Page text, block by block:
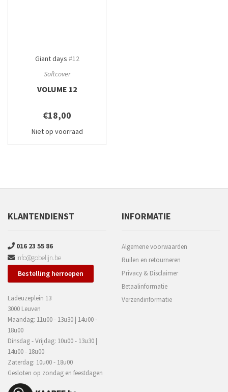
Giant days #12
Softcover
VOLUME 12
€18,00
Niet op voorraad
KLANTENDIENST
016 23 55 86
info@gobelijn.be
Bestelling herroepen
Ladeuzeplein 13
3000 Leuven
Maandag: 11u00 - 13u30 | 14u00 -
18u00
Dinsdag - Vrijdag: 10u00 - 13u30 |
14u00 - 18u00
Zaterdag: 10u00 - 18u00
Gesloten op zondag en feestdagen
INFORMATIE
Algemene voorwaarden
Ruilen en retourneren
Privacy & Disclaimer
Betaalinformatie
Verzendinformatie